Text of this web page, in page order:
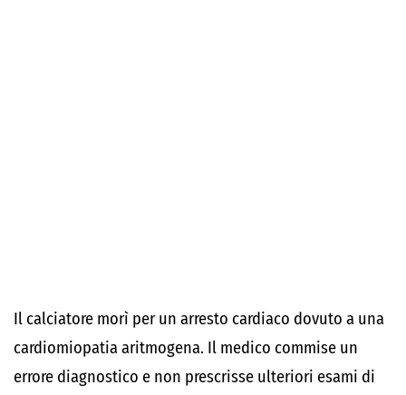
Il calciatore morì per un arresto cardiaco dovuto a una
cardiomiopatia aritmogena. Il medico commise un
errore diagnostico e non prescrisse ulteriori esami di